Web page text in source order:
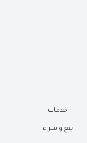
خدمات
بيع و شراء